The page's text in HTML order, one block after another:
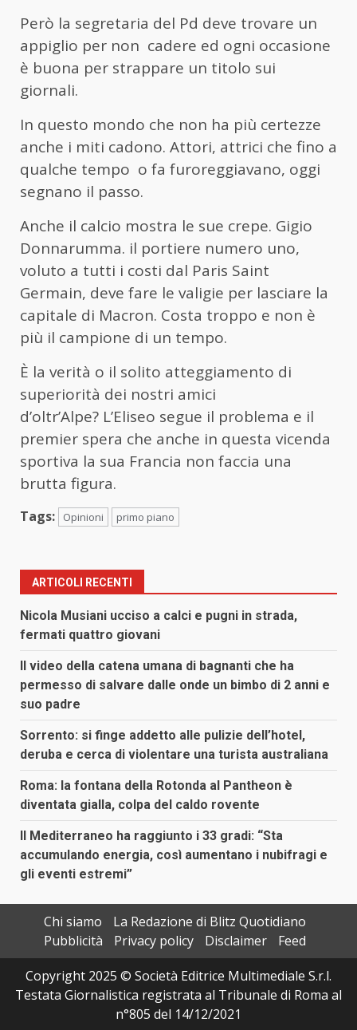
Però la segretaria del Pd deve trovare un
appiglio per non cadere ed ogni occasione
è buona per strappare un titolo sui
giornali.
In questo mondo che non ha più certezze
anche i miti cadono. Attori, attrici che fino a
qualche tempo o fa furoreggiavano, oggi
segnano il passo.
Anche il calcio mostra le sue crepe. Gigio
Donnarumma. il portiere numero uno,
voluto a tutti i costi dal Paris Saint
Germain, deve fare le valigie per lasciare la
capitale di Macron. Costa troppo e non è
più il campione di un tempo.
È la verità o il solito atteggiamento di
superiorità dei nostri amici
d’oltr’Alpe? L’Eliseo segue il problema e il
premier spera che anche in questa vicenda
sportiva la sua Francia non faccia una
brutta figura.
Tags: Opinioni primo piano
ARTICOLI RECENTI
Nicola Musiani ucciso a calci e pugni in strada,
fermati quattro giovani
Il video della catena umana di bagnanti che ha
permesso di salvare dalle onde un bimbo di 2 anni e
suo padre
Sorrento: si finge addetto alle pulizie dell’hotel,
deruba e cerca di violentare una turista australiana
Roma: la fontana della Rotonda al Pantheon è
diventata gialla, colpa del caldo rovente
Il Mediterraneo ha raggiunto i 33 gradi: “Sta
accumulando energia, così aumentano i nubifragi e
gli eventi estremi”
Chi siamo
La Redazione di Blitz Quotidiano
Pubblicità
Privacy policy Disclaimer
Feed
Copyright 2025 © Società Editrice Multimediale S.r.l.
Testata Giornalistica registrata al Tribunale di Roma al
n°805 del 14/12/2021